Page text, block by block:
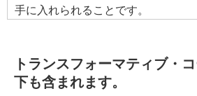
手に入れられることです。
トランスフォーマティブ・
下も含まれます。